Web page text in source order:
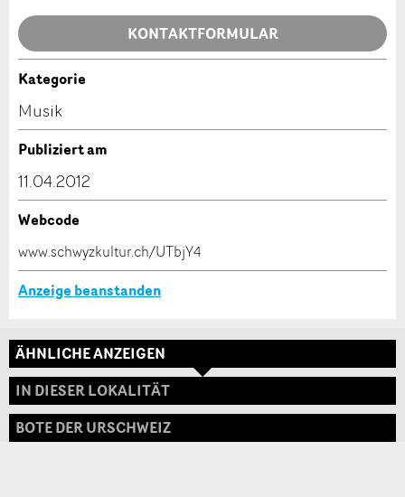
Allgemeines Feedback
Anzeige nicht mehr gültig
Anzeige unvollständig
* Eingabe erforderlich
* Eingabe erforderlich
KONTAKTFORMULAR
Kontakt
Verfassen Sie eine Nachricht für die Kontaktpersonen
Adresse
Kategorie
Musik
Publiziert am
11.04.2012
Webcode
www.schwyzkultur.ch/UTbjY4
Anzeige beanstanden
ÄHNLICHE ANZEIGEN
IN DIESER LOKALITÄT
BOTE DER URSCHWEIZ